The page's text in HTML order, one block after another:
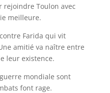
rejoindre Toulon avec
meilleure.
Farida qui vit
amitié va naître entre
leur existence.
mondiale sont
font rage.